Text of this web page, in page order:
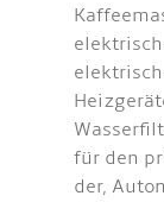
für den
der,